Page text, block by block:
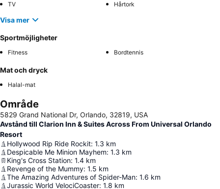
TV
Hårtork
Visa mer
Sportmöjligheter
Fitness Bordtennis
Mat och dryck
Halal-mat
Område
5829 Grand National Dr, Orlando, 32819, USA
Avstånd till Clarion Inn & Suites Across From Universal Orlando
Resort
Hollywood Rip Ride Rockit: 1.3 km
Despicable Me Minion Mayhem: 1.3 km
King's Cross Station: 1.4 km
Revenge of the Mummy: 1.5 km
The Amazing Adventures of Spider-Man: 1.6 km
Jurassic World VelociCoaster: 1.8 km